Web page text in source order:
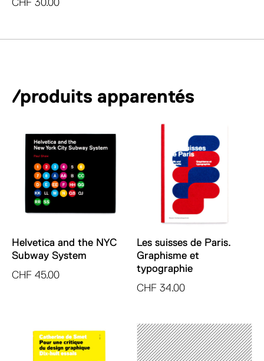
CHF 30.00
/produits apparentés
Helvetica and the NYC
Subway System
CHF 45.00
Les suisses de Paris.
Graphisme et
typographie
CHF 34.00